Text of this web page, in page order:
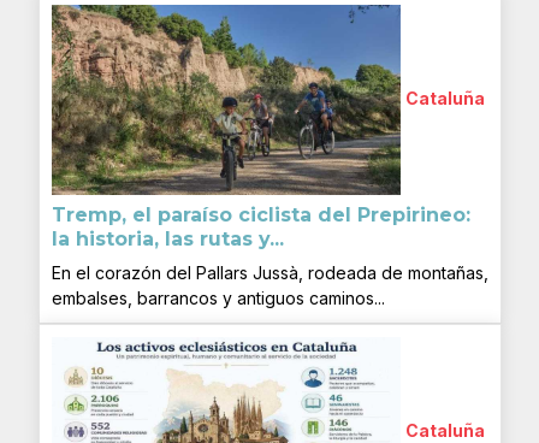
Cataluña
Tremp, el paraíso ciclista del Prepirineo:
la historia, las rutas y...
En el corazón del Pallars Jussà, rodeada de montañas,
embalses, barrancos y antiguos caminos...
Cataluña